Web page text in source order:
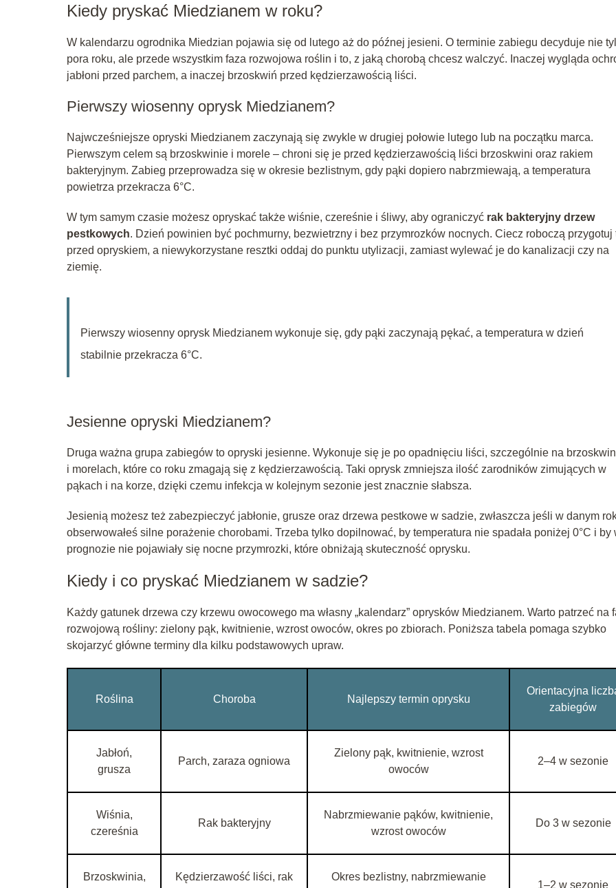
Kiedy pryskać Miedzianem w roku?
W kalendarzu ogrodnika Miedzian pojawia się od lutego aż do późnej jesieni. O terminie zabiegu decyduje nie
pora roku, ale przede wszystkim faza rozwojowa roślin i to, z jaką chorobą chcesz walczyć. Inaczej wygląda
jabłoni przed parchem, a inaczej brzoskwiń przed kędzierzawością liści.
Pierwszy wiosenny oprysk Miedzianem?
Najwcześniejsze opryski Miedzianem zaczynają się zwykle w drugiej połowie lutego lub na początku marca.
Pierwszym celem są brzoskwinie i morele – chroni się je przed kędzierzawością liści brzoskwini oraz rakiem
bakteryjnym. Zabieg przeprowadza się w okresie bezlistnym, gdy pąki dopiero nabrzmiewają, a temperatura
powietrza przekracza 6°C.
W tym samym czasie możesz opryskać także wiśnie, czereśnie i śliwy, aby ograniczyć rak bakteryjny drzew
pestkowych. Dzień powinien być pochmurny, bezwietrzny i bez przymrozków nocnych. Ciecz roboczą przygotuj
przed opryskiem, a niewykorzystane resztki oddaj do punktu utylizacji, zamiast wylewać je do kanalizacji czy na
ziemię.
Pierwszy wiosenny oprysk Miedzianem wykonuje się, gdy pąki zaczynają pękać, a temperatura w dzień
stabilnie przekracza 6°C.
Jesienne opryski Miedzianem?
Druga ważna grupa zabiegów to opryski jesienne. Wykonuje się je po opadnięciu liści, szczególnie na
i morelach, które co roku zmagają się z kędzierzawością. Taki oprysk zmniejsza ilość zarodników zimujących w
pąkach i na korze, dzięki czemu infekcja w kolejnym sezonie jest znacznie słabsza.
Jesienią możesz też zabezpieczyć jabłonie, grusze oraz drzewa pestkowe w sadzie, zwłaszcza jeśli w danym
obserwowałeś silne porażenie chorobami. Trzeba tylko dopilnować, by temperatura nie spadała poniżej 0°C i by
prognozie nie pojawiały się nocne przymrozki, które obniżają skuteczność oprysku.
Kiedy i co pryskać Miedzianem w sadzie?
Każdy gatunek drzewa czy krzewu owocowego ma własny „kalendarz” oprysków Miedzianem. Warto patrzeć na
rozwojową rośliny: zielony pąk, kwitnienie, wzrost owoców, okres po zbiorach. Poniższa tabela pomaga szybko
skojarzyć główne terminy dla kilku podstawowych upraw.
Roślina Choroba Najlepszy termin oprysku
Orientacyjna
zabiegów
Jabłoń,
grusza
Parch, zaraza ogniowa
Zielony pąk, kwitnienie, wzrost
owoców
2–4 w sezonie
Wiśnia,
czereśnia
Rak bakteryjny
Nabrzmiewanie pąków, kwitnienie,
wzrost owoców
Do 3 w sezonie
Brzoskwinia,
Kędzierzawość liści, rak
Okres bezlistny, nabrzmiewanie
1–2 w sezonie